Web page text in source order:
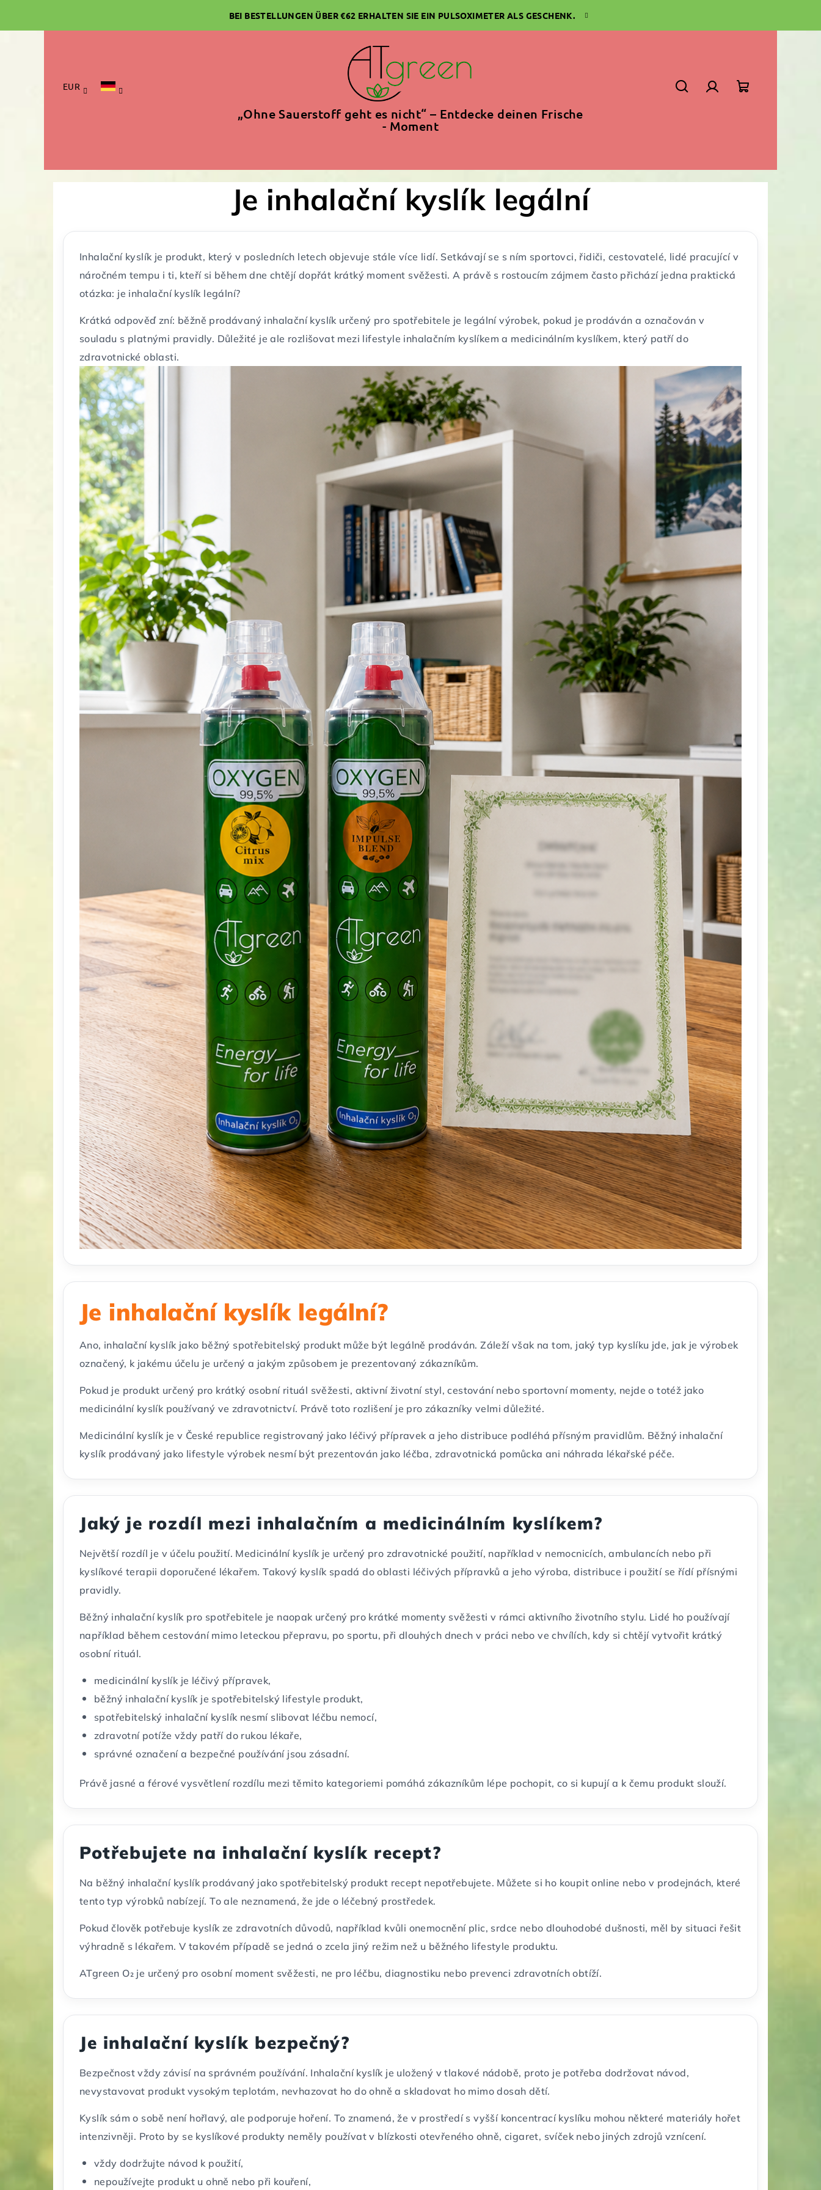
BEI BESTELLUNGEN ÜBER €62 ERHALTEN SIE EIN PULSOXIMETER ALS GESCHENK.
EUR
„Ohne Sauerstoff geht es nicht“ – Entdecke deinen Frische
- Moment
Je inhalační kyslík legální
Inhalační kyslík je produkt, který v posledních letech objevuje stále více lidí. Setkávají se s ním sportovci, řidiči, cestovatelé, lidé pracující v
náročném tempu i ti, kteří si během dne chtějí dopřát krátký moment svěžesti. A právě s rostoucím zájmem často přichází jedna praktická
otázka: je inhalační kyslík legální?
Krátká odpověď zní: běžně prodávaný inhalační kyslík určený pro spotřebitele je legální výrobek, pokud je prodáván a označován v
souladu s platnými pravidly. Důležité je ale rozlišovat mezi lifestyle inhalačním kyslíkem a medicinálním kyslíkem, který patří do
zdravotnické oblasti.
Je inhalační kyslík legální?
Ano, inhalační kyslík jako běžný spotřebitelský produkt může být legálně prodáván. Záleží však na tom, jaký typ kyslíku jde, jak je výrobek
označený, k jakému účelu je určený a jakým způsobem je prezentovaný zákazníkům.
Pokud je produkt určený pro krátký osobní rituál svěžesti, aktivní životní styl, cestování nebo sportovní momenty, nejde o totéž jako
medicinální kyslík používaný ve zdravotnictví. Právě toto rozlišení je pro zákazníky velmi důležité.
Medicinální kyslík je v České republice registrovaný jako léčivý přípravek a jeho distribuce podléhá přísným pravidlům. Běžný inhalační
kyslík prodávaný jako lifestyle výrobek nesmí být prezentován jako léčba, zdravotnická pomůcka ani náhrada lékařské péče.
Jaký je rozdíl mezi inhalačním a medicinálním kyslíkem?
Největší rozdíl je v účelu použití. Medicinální kyslík je určený pro zdravotnické použití, například v nemocnicích, ambulancích nebo při
kyslíkové terapii doporučené lékařem. Takový kyslík spadá do oblasti léčivých přípravků a jeho výroba, distribuce i použití se řídí přísnými
pravidly.
Běžný inhalační kyslík pro spotřebitele je naopak určený pro krátké momenty svěžesti v rámci aktivního životního stylu. Lidé ho používají
například během cestování mimo leteckou přepravu, po sportu, při dlouhých dnech v práci nebo ve chvílích, kdy si chtějí vytvořit krátký
osobní rituál.
medicinální kyslík je léčivý přípravek,
běžný inhalační kyslík je spotřebitelský lifestyle produkt,
spotřebitelský inhalační kyslík nesmí slibovat léčbu nemocí,
zdravotní potíže vždy patří do rukou lékaře,
správné označení a bezpečné používání jsou zásadní.
Právě jasné a férové vysvětlení rozdílu mezi těmito kategoriemi pomáhá zákazníkům lépe pochopit, co si kupují a k čemu produkt slouží.
Potřebujete na inhalační kyslík recept?
Na běžný inhalační kyslík prodávaný jako spotřebitelský produkt recept nepotřebujete. Můžete si ho koupit online nebo v prodejnách, které
tento typ výrobků nabízejí. To ale neznamená, že jde o léčebný prostředek.
Pokud člověk potřebuje kyslík ze zdravotních důvodů, například kvůli onemocnění plic, srdce nebo dlouhodobé dušnosti, měl by situaci řešit
výhradně s lékařem. V takovém případě se jedná o zcela jiný režim než u běžného lifestyle produktu.
ATgreen O₂ je určený pro osobní moment svěžesti, ne pro léčbu, diagnostiku nebo prevenci zdravotních obtíží.
Je inhalační kyslík bezpečný?
Bezpečnost vždy závisí na správném používání. Inhalační kyslík je uložený v tlakové nádobě, proto je potřeba dodržovat návod,
nevystavovat produkt vysokým teplotám, nevhazovat ho do ohně a skladovat ho mimo dosah dětí.
Kyslík sám o sobě není hořlavý, ale podporuje hoření. To znamená, že v prostředí s vyšší koncentrací kyslíku mohou některé materiály hořet
intenzivněji. Proto by se kyslíkové produkty neměly používat v blízkosti otevřeného ohně, cigaret, svíček nebo jiných zdrojů vznícení.
vždy dodržujte návod k použití,
nepoužívejte produkt u ohně nebo při kouření,